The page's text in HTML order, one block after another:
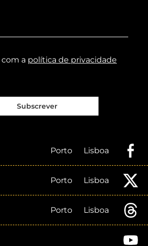
a política de privacidade
Subscrever
Porto Lisboa
Porto Lisboa
Porto Lisboa